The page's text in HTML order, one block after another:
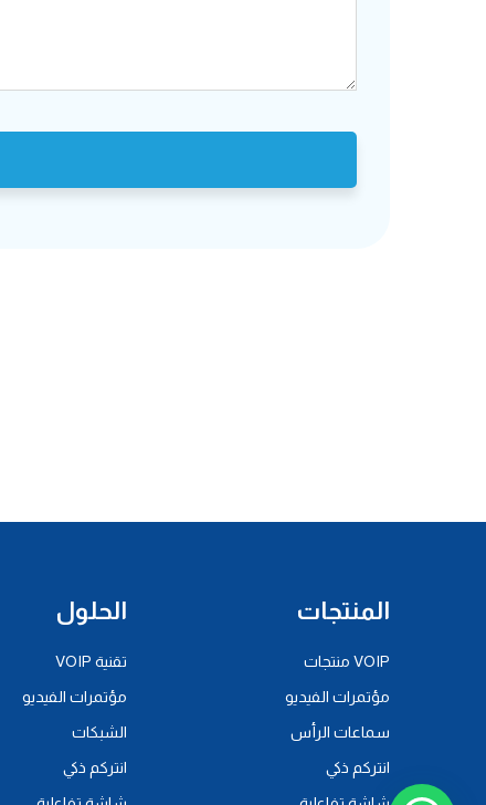
المنتجات
VOIP منتجات
مؤتمرات الفيديو
سماعات الرأس
انتركم ذكي
الحلول
تقنية VOIP
مؤتمرات الفيديو
الشبكات
انتركم ذكي